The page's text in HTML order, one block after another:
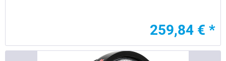
259,84 € *